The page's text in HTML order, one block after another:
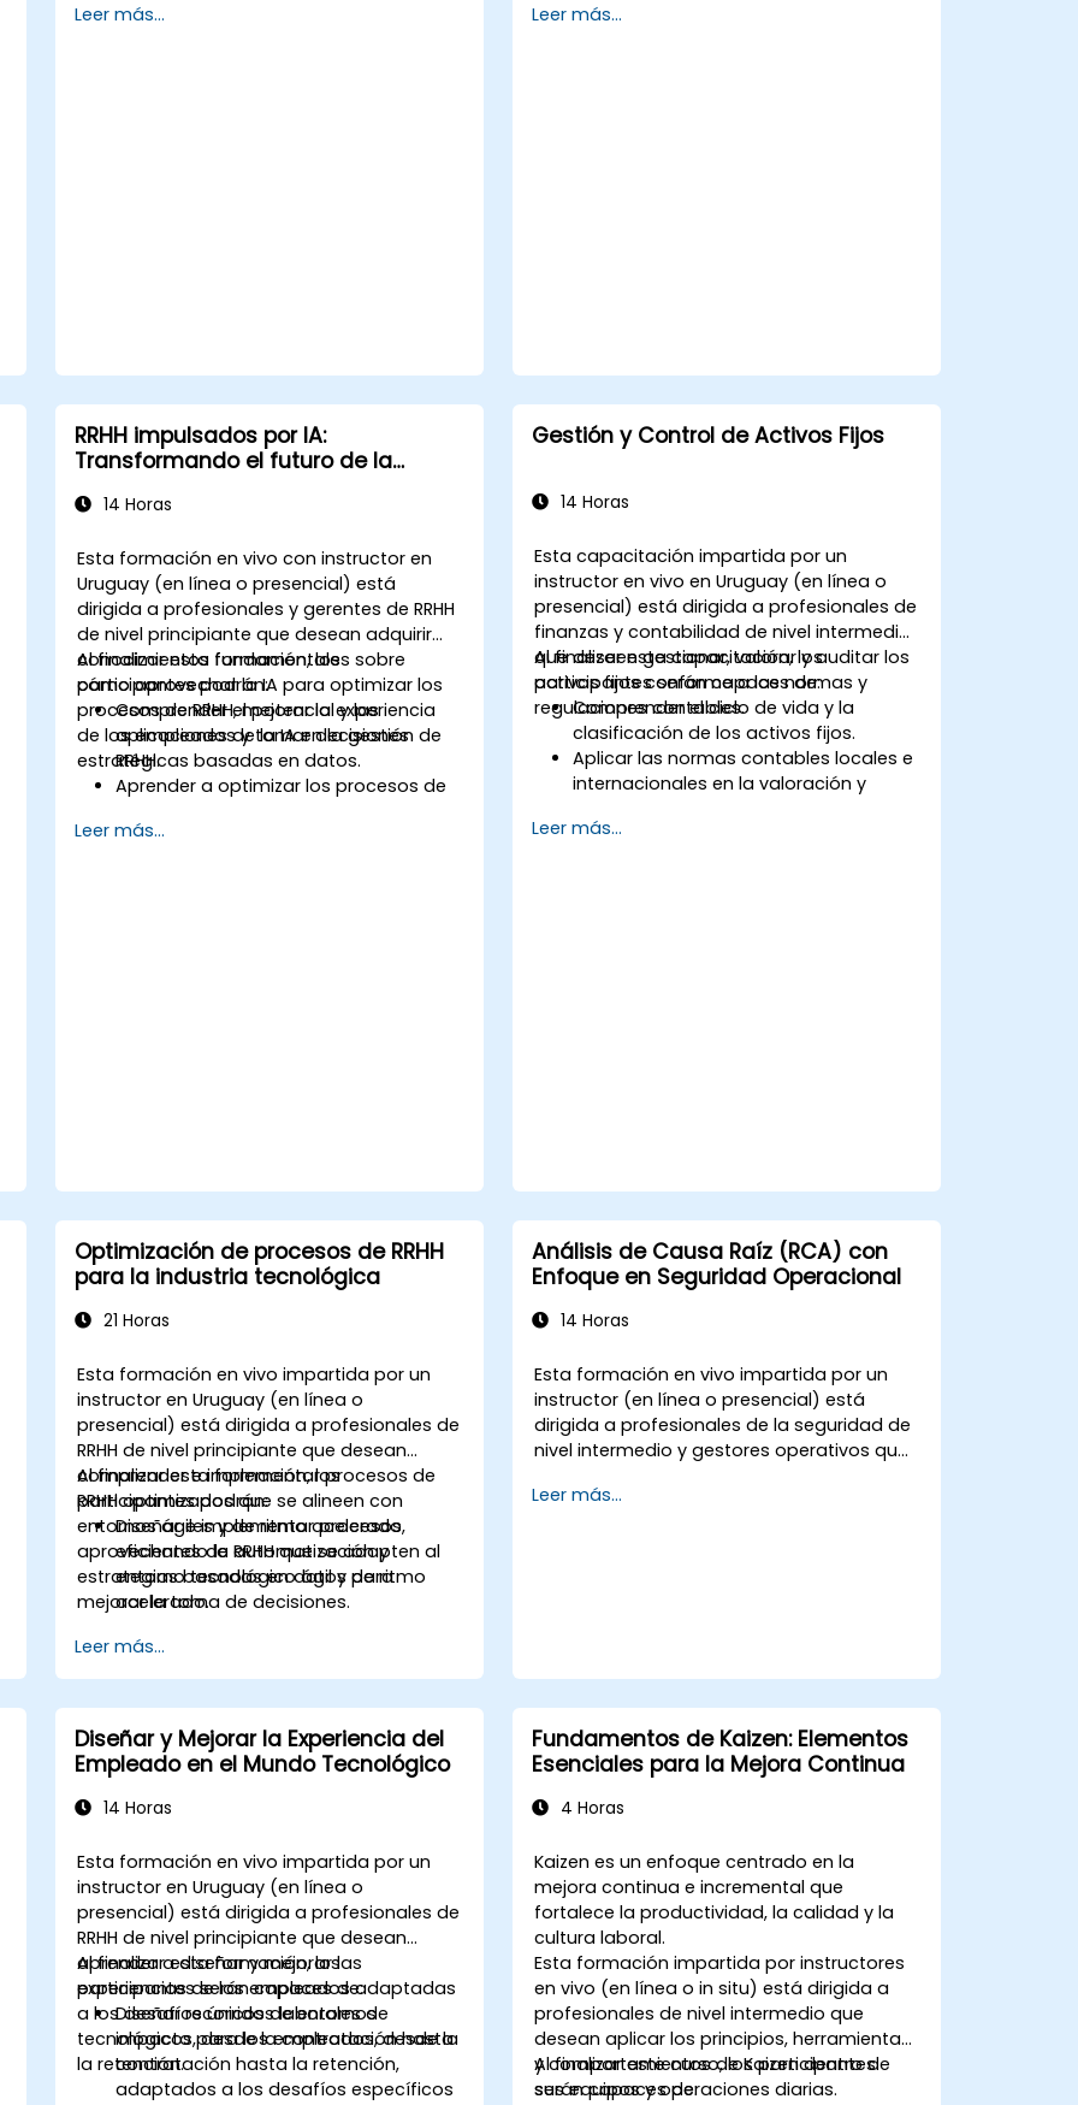
Implementar estrategias efectivas de
Leer más...
establecimiento de objetivos.
Leer más...
RRHH impulsados por IA:
Transformando el futuro de la
14 Horas
Esta formación en vivo con instructor en
Uruguay (en línea o presencial) está
dirigida a profesionales y gerentes de RRHH
de nivel principiante que desean adquirir
conocimientos fundamentales sobre
cómo aprovechar la IA para optimizar los
procesos de RRHH, mejorar la experiencia
de los empleados y tomar decisiones
estratégicas basadas en datos.
Al finalizar esta formación, los
participantes podrán:
Comprender el potencial y las
aplicaciones de la IA en la gestión de
RRHH.
Aprender a optimizar los procesos de
Mejorar la experiencia de los
Leer más...
Gestión y Control de Activos Fijos
14 Horas
Esta capacitación impartida por un
instructor en vivo en Uruguay (en línea o
presencial) está dirigida a profesionales de
finanzas y contabilidad de nivel intermedio
que deseen gestionar, valorar y auditar los
activos fijos conforme a las normas y
regulaciones contables.
Al finalizar esta capacitación, los
participantes serán capaces de:
Comprender el ciclo de vida y la
clasificación de los activos fijos.
Aplicar las normas contables locales e
internacionales en la valoración y
Gestionar los activos fijos con
Leer más...
Optimización de procesos de RRHH
para la industria tecnológica
21 Horas
Esta formación en vivo impartida por un
instructor en Uruguay (en línea o
presencial) está dirigida a profesionales de
RRHH de nivel principiante que desean
comprender e implementar procesos de
RRHH optimizados que se alineen con
entornos ágiles y de ritmo acelerado,
aprovechando la automatización y
estrategias basadas en datos para
mejorar la toma de decisiones.
Al finalizar esta formación, los
participantes podrán:
Diseñar e implementar procesos
eficientes de RRHH que se adapten al
entorno tecnológico ágil y de ritmo
acelerado.
RRHH y aprovechar herramientas de
automatización.
Asegurar la alineación de las
estrategias de RRHH con los objetivos
comerciales para apoyar la
escalabilidad y la mejora continua.
Leer más...
Análisis de Causa Raíz (RCA) con
Enfoque en Seguridad Operacional
14 Horas
Esta formación en vivo impartida por un
instructor (en línea o presencial) está
dirigida a profesionales de la seguridad de
nivel intermedio y gestores operativos que
investigar incidentes, identificar debilidades
Leer más...
Diseñar y Mejorar la Experiencia del
Empleado en el Mundo Tecnológico
14 Horas
Esta formación en vivo impartida por un
instructor en Uruguay (en línea o
presencial) está dirigida a profesionales de
RRHH de nivel principiante que desean
aprender a diseñar y mejorar las
experiencias de los empleados adaptadas
a los desafíos únicos de entornos
tecnológicos, desde la contratación hasta
la retención.
Al finalizar esta formación, los
participantes serán capaces de:
Diseñar recorridos laborales de
impacto para los empleados, desde la
contratación hasta la retención,
adaptados a los desafíos específicos
Fundamentos de Kaizen: Elementos
Esenciales para la Mejora Continua
4 Horas
Kaizen es un enfoque centrado en la
mejora continua e incremental que
fortalece la productividad, la calidad y la
cultura laboral.
Esta formación impartida por instructores
en vivo (en línea o in situ) está dirigida a
profesionales de nivel intermedio que
desean aplicar los principios, herramientas
y comportamientos de Kaizen dentro de
sus equipos y operaciones diarias.
Al finalizar este curso, los participantes
serán capaces de: